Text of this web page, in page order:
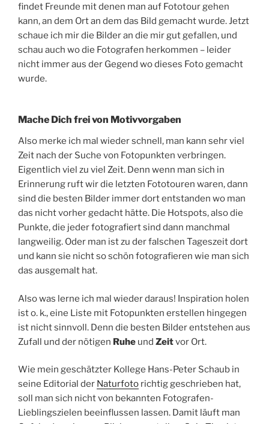
findet Freunde mit denen man auf Fototour gehen
kann, an dem Ort an dem das Bild gemacht wurde. Jetzt
schaue ich mir die Bilder an die mir gut gefallen, und
schau auch wo die Fotografen herkommen – leider
nicht immer aus der Gegend wo dieses Foto gemacht
wurde.
Mache Dich frei von Motivvorgaben
Also merke ich mal wieder schnell, man kann sehr viel
Zeit nach der Suche von Fotopunkten verbringen.
Eigentlich viel zu viel Zeit. Denn wenn man sich in
Erinnerung ruft wir die letzten Fototouren waren, dann
sind die besten Bilder immer dort entstanden wo man
das nicht vorher gedacht hätte. Die Hotspots, also die
Punkte, die jeder fotografiert sind dann manchmal
langweilig. Oder man ist zu der falschen Tageszeit dort
und kann sie nicht so schön fotografieren wie man sich
das ausgemalt hat.
Also was lerne ich mal wieder daraus! Inspiration holen
ist o. k., eine Liste mit Fotopunkten erstellen hingegen
ist nicht sinnvoll. Denn die besten Bilder entstehen aus
Zufall und der nötigen Ruhe und Zeitvor Ort.
Wie mein geschätzter Kollege Hans-Peter Schaub in
seine Editorial der Naturfoto richtig geschrieben hat,
soll man sich nicht von bekannten Fotografen-
Lieblingszielen beeinflussen lassen. Damit läuft man